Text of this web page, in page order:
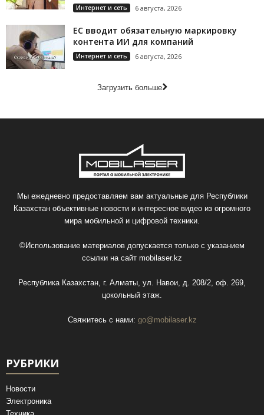
Интернет и сеть 6 августа, 2026
ЕС вводит обязательную маркировку
контента ИИ для компаний
Интернет и сеть 6 августа, 2026
Загрузить больше
Мы ежедневно предоставляем вам актуальные для Республики
Казахстан объективные новости и интересное видео из огромного
мира мобильной и цифровой техники.
©Использование материалов допускается только с указанием
ссылки на сайт mobilaser.kz
Республика Казахстан, г. Алматы, ул. Навои, д. 208/2, оф. 269,
цокольный этаж.
Свяжитесь с нами: go@mobilaser.kz
РУБРИКИ
Новости
Электроника